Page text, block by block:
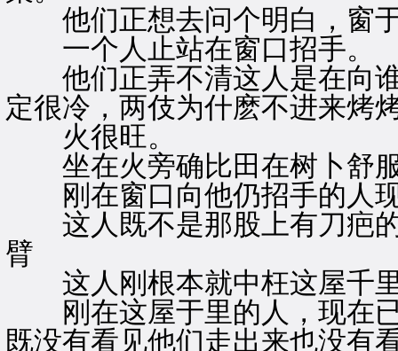
他们正想去问个明白，窗
一个人止站在窗口招手。
他们正弄不清这人是在向谁
定很冷，两伎为什麽不进来烤
火很旺。
坐在火旁确比田在树卜舒
刚在窗口向他仍招手的人
这人既不是那股上有刀疤的
臂
这人刚根本就中枉这屋千
刚在这屋于里的人，现在已
既没有看见他们走出来也没有